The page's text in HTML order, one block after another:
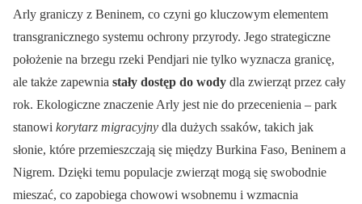
Arly graniczy z Beninem, co czyni go kluczowym elementem
transgranicznego systemu ochrony przyrody. Jego strategiczne
położenie na brzegu rzeki Pendjari nie tylko wyznacza granicę,
ale także zapewnia stały dostęp do wody dla zwierząt przez cały
rok. Ekologiczne znaczenie Arly jest nie do przecenienia – park
stanowi korytarz migracyjny dla dużych ssaków, takich jak
słonie, które przemieszczają się między Burkina Faso, Beninem a
Nigrem. Dzięki temu populacje zwierząt mogą się swobodnie
mieszać, co zapobiega chowowi wsobnemu i wzmacnia